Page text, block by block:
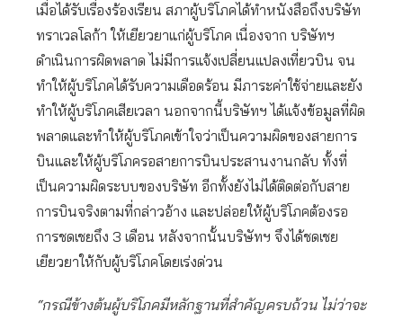
เมื่อได้รับเรื่องร้องเรียน สภาผู้บริโภคได้ทำหนังสือถึงบริษัท
ทราเวลโลก้า ให้เยียวยาแก่ผู้บริโภค เนื่องจาก บริษัทฯ
ดำเนินการผิดพลาด ไม่มีการแจ้งเปลี่ยนแปลงเที่ยวบิน จน
ทำให้ผู้บริโภคได้รับความเดือดร้อน มีภาระค่าใช้จ่ายและยัง
ทำให้ผู้บริโภคเสียเวลา นอกจากนี้บริษัทฯ ได้แจ้งข้อมูลที่ผิด
พลาดและทำให้ผู้บริโภคเข้าใจว่าเป็นความผิดของสายการ
บินและให้ผู้บริโภครอสายการบินประสานงานกลับ ทั้งที่
เป็นความผิดระบบของบริษัท อีกทั้งยังไม่ได้ติดต่อกับสาย
การบินจริงตามที่กล่าวอ้าง และปล่อยให้ผู้บริโภคต้องรอ
การชดเชยถึง 3 เดือน หลังจากนั้นบริษัทฯ จึงได้ชดเชย
เยียวยาให้กับผู้บริโภคโดยเร่งด่วน
“กรณีข้างต้นผู้บริโภคมีหลักฐานที่สำคัญครบถ้วน ไม่ว่าจะ